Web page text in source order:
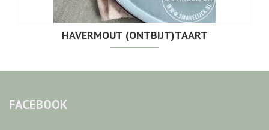
HAVERMOUT (ONTBIJT)TAART
FACEBOOK